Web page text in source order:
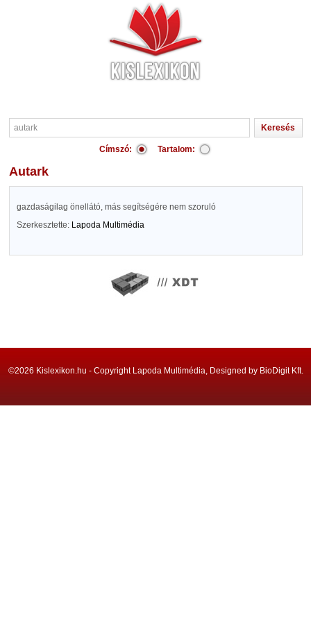
Címszó: Tartalom:
autark
gazdaságilag önellátó, más segítségére nem szoruló
Szerkesztette: Lapoda Multimédia
©2026 Kislexikon.hu - Copyright Lapoda Multimédia, Designed by BioDigit Kft.